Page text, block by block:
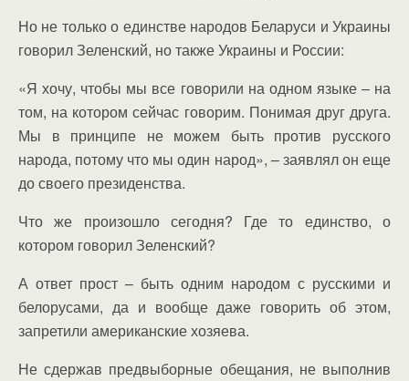
Но не только о единстве народов Беларуси и Украины
говорил Зеленский, но также Украины и России:
«Я хочу, чтобы мы все говорили на одном языке – на
том, на котором сейчас говорим. Понимая друг друга.
Мы в принципе не можем быть против русского
народа, потому что мы один народ», – заявлял он еще
до своего президенства.
Что же произошло сегодня? Где то единство, о
котором говорил Зеленский?
А ответ прост – быть одним народом с русскими и
белорусами, да и вообще даже говорить об этом,
запретили американские хозяева.
Не сдержав предвыборные обещания, не выполнив